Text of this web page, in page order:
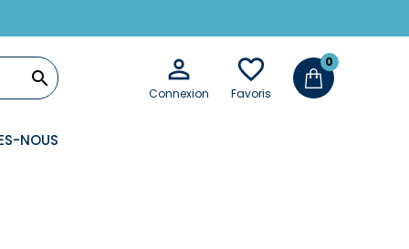
 
Connexion
favorite_border
Favoris
0
NOUS